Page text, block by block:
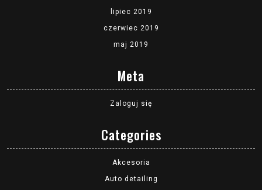
lipiec 2019
czerwiec 2019
maj 2019
Meta
Zaloguj się
Categories
Akcesoria
Auto detailing